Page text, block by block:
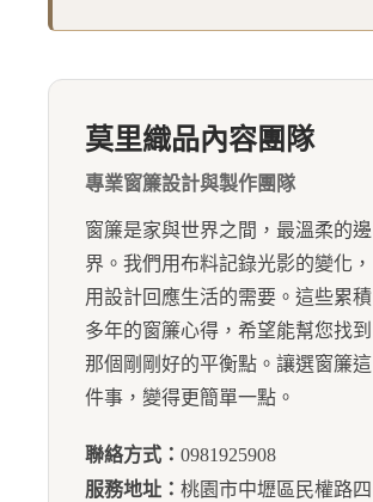
莫里織品內容團隊
專業窗簾設計與製作團隊
窗簾是家與世界之間，最溫柔的邊
界。我們用布料記錄光影的變化，
用設計回應生活的需要。這些累積
多年的窗簾心得，希望能幫您找到
那個剛剛好的平衡點。讓選窗簾這
件事，變得更簡單一點。
聯絡方式： 0981925908
服務地址： 桃園市中壢區民權路四